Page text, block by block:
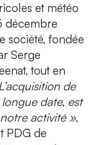
et météo
décembre
société, fondée
Serge
tout en
de
date, est
activité »,
PDG de